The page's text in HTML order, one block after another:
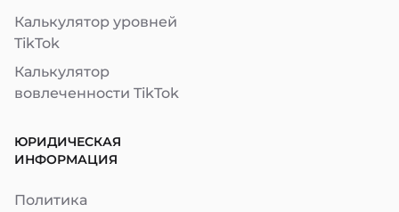
Калькулятор уровней
TikTok
Калькулятор
вовлеченности TikTok
ЮРИДИЧЕСКАЯ
ИНФОРМАЦИЯ
Политика